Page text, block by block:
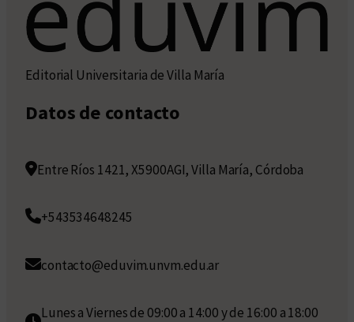
Editorial Universitaria de Villa María
Datos de contacto
Entre Ríos 1421, X5900AGI, Villa María, Córdoba
+543534648245
contacto@eduvim.unvm.edu.ar
Lunes a Viernes de 09:00 a 14:00 y de 16:00 a 18:00